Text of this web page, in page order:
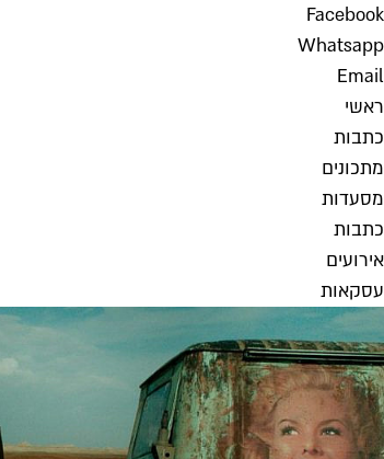
Facebook
Whatsapp
Email
ראשי
כתבות
מתכונים
מסעדות
כתבות
אירועים
עסקאות